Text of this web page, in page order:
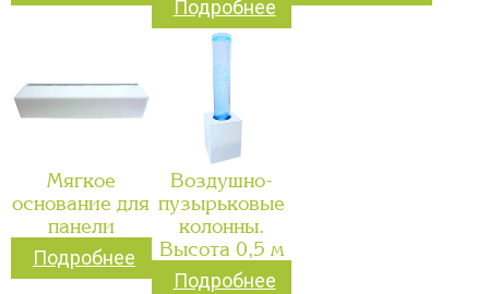
Подробнее
Мягкое
основание для
панели
Подробнее
Воздушно-
пузырьковые
колонны.
Высота 0,5 м
Подробнее